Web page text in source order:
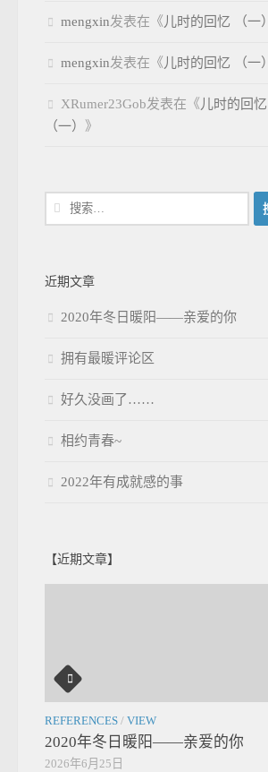
mengxin发表在《儿时的回忆 （一）
mengxin发表在《儿时的回忆 （一）
XRumer23Gob发表在《儿时的回忆
（一） 》
搜
索：
近期文章
2020年冬日暖阳——亲爱的你
拥有最暖评论区
好久没画了……
相约青春~
2022年有成就感的事
【近期文章】
REFERENCES / VIEW
2020年冬日暖阳——亲爱的你
2026年6月25日